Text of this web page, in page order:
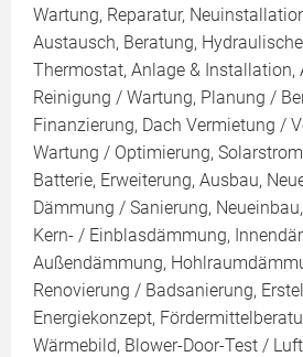
Wartung, Reparatur,
Austausch, Beratung,
Thermostat, Anlage & Installation,
Reinigung / Wartung, Planung /
Finanzierung, Dach Vermietung /
Wartung / Optimierung,
Batterie, Erweiterung, Ausbau,
Dämmung / Sanierung,
Kern- / Einblasdämmung,
Außendämmung,
Renovierung / Badsanierung,
Energiekonzept,
Wärmebild, Blower-Door-Test /